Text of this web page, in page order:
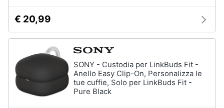
€ 20,99
SONY - Custodia per LinkBuds Fit -
Anello Easy Clip-On, Personalizza le
tue cuffie, Solo per LinkBuds Fit -
Pure Black